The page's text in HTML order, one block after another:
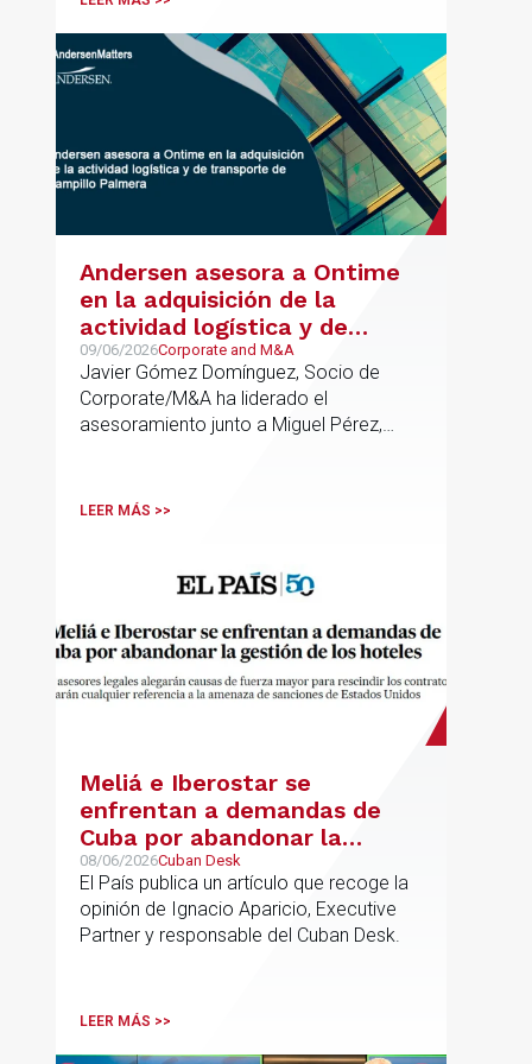
Andersen asesora a Ontime
en la adquisición de la
actividad logística y de
transporte de Campillo
Palmera
09/06/2026Corporate and M&A
Javier Gómez Domínguez, Socio de
Corporate/M&A ha liderado el
asesoramiento junto a Miguel Pérez,
LEER MÁS >>
Meliá e Iberostar se
enfrentan a demandas de
Cuba por abandonar la
gestión de los hoteles
08/06/2026Cuban Desk
El País publica un artículo que recoge la
opinión de Ignacio Aparicio, Executive
Partner y responsable del Cuban Desk.
LEER MÁS >>